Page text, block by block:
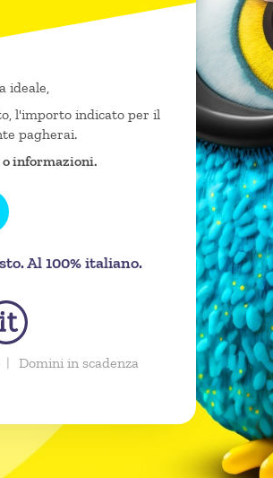
ideale,
l'importo indicato per il
pagherai.
o informazioni.
Al 100% italiano.
| Domini in scadenza